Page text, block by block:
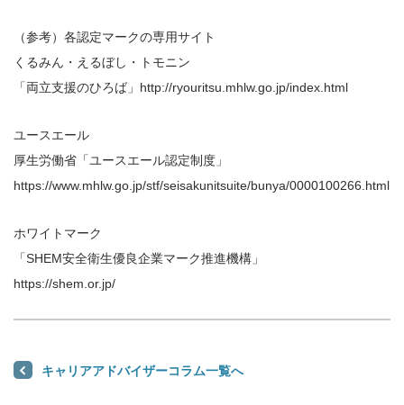
（参考）各認定マークの専用サイト
くるみん・えるぼし・トモニン
「両立支援のひろば」http://ryouritsu.mhlw.go.jp/index.html
ユースエール
厚生労働省「ユースエール認定制度」
https://www.mhlw.go.jp/stf/seisakunitsuite/bunya/0000100266.html
ホワイトマーク
「SHEM安全衛生優良企業マーク推進機構」
https://shem.or.jp/
キャリアアドバイザーコラム一覧へ